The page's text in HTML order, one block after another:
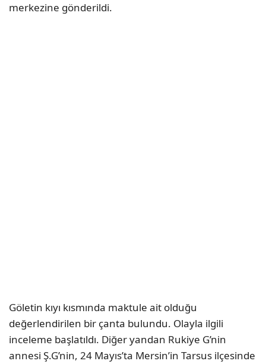
merkezine gönderildi.
Göletin kıyı kısmında maktule ait olduğu
değerlendirilen bir çanta bulundu. Olayla ilgili
inceleme başlatıldı. Diğer yandan Rukiye G’nin
annesi Ş.G’nin, 24 Mayıs’ta Mersin’in Tarsus ilçesinde